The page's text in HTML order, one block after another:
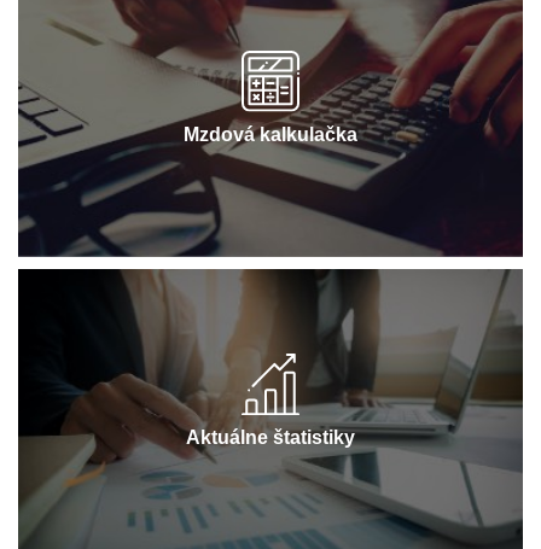
Mzdová kalkulačka
Aktuálne štatistiky